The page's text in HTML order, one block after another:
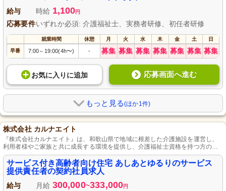
給与 時給 1,100円
応募要件いずれか必須: 介護福祉士、実務者研修、初任者研修
就業時間 休憩 月 火 水 木 金 土 日
早番 7:00～ 19:00(4h〜) - 募集 募集 募集 募集 募集 募集 募集
お気に入り に追加 応募画面へ進む
もっと見る(ほか1件)
株式会社 カルナエイト
『株式会社カルナエイト』は、和歌山県で地域に根差した介護施設を運営し、
利用者様やご家族と共に成長する環境を提供し、介護福祉士資格を持つ方の活
躍をサポートしています。
サービス付き高齢者向け住宅 あしあとゆるりのサービス
提供責任者の契約社員求人
給与 月給 300,000~333,000円